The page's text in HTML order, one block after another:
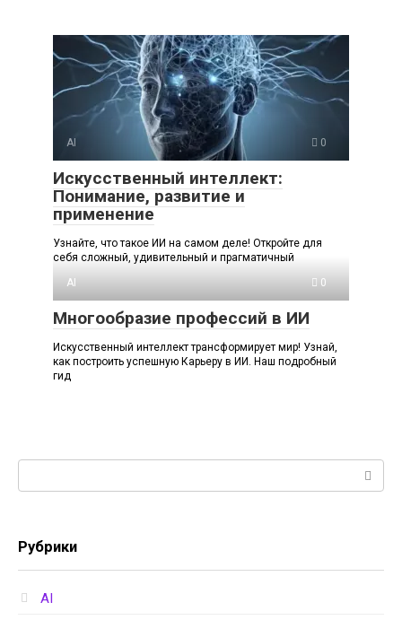
AI 0
Искусственный интеллект:
Понимание, развитие и
применение
Узнайте, что такое ИИ на самом деле! Откройте для
себя сложный, удивительный и прагматичный
AI
0
Многообразие профессий в ИИ
Искусственный интеллект трансформирует мир! Узнай,
как построить успешную Карьеру в ИИ. Наш подробный
гид
Рубрики
AI